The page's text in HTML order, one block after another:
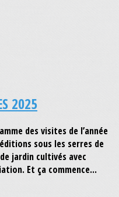
2025
des visites de l’année
sous les serres de
jardin cultivés avec
Et ça commence...